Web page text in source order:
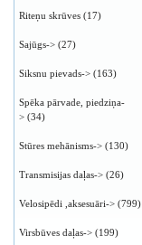
Riteņu skrūves (17)
Sajūgs-> (27)
Siksnu pievads-> (163)
Spēka pārvade, piedziņa-
> (34)
Stūres mehānisms-> (130)
Transmisijas daļas-> (26)
Velosipēdi ,aksesuāri-> (799)
Virsbūves daļas-> (199)